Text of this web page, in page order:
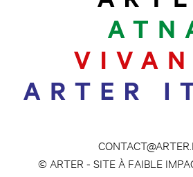
© ARTER - SITE À FAIBLE